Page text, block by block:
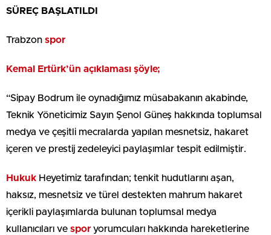
SÜREÇ BAŞLATILDI
Trabzon spor
Kemal Ertürk’ün açıklaması şöyle;
“Sipay Bodrum ile oynadığımız müsabakanın akabinde,
Teknik Yöneticimiz Sayın Şenol Güneş hakkında toplumsal
medya ve çeşitli mecralarda yapılan mesnetsiz, hakaret
içeren ve prestij zedeleyici paylaşımlar tespit edilmiştir.
Hukuk Heyetimiz tarafından; tenkit hudutlarını aşan,
haksız, mesnetsiz ve türel destekten mahrum hakaret
içerikli paylaşımlarda bulunan toplumsal medya
kullanıcıları ve spor yorumcuları hakkında hareketlerine